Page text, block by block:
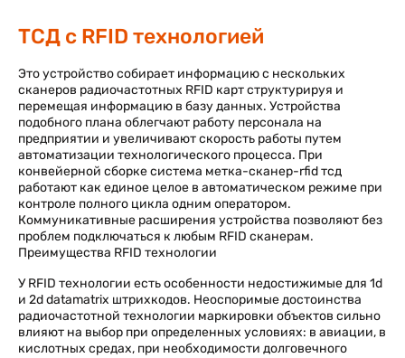
ТСД с RFID технологией
Это устройство собирает информацию с нескольких
сканеров радиочастотных RFID карт структурируя и
перемещая информацию в базу данных. Устройства
подобного плана облегчают работу персонала на
предприятии и увеличивают скорость работы путем
автоматизации технологического процесса. При
конвейерной сборке система метка-сканер-rfid тсд
работают как единое целое в автоматическом режиме при
контроле полного цикла одним оператором.
Коммуникативные расширения устройства позволяют без
проблем подключаться к любым RFID сканерам.
Преимущества RFID технологии
У RFID технологии есть особенности недостижимые для 1d
и 2d datamatrix штрихкодов. Неоспоримые достоинства
радиочастотной технологии маркировки объектов сильно
влияют на выбор при определенных условиях: в авиации, в
кислотных средах, при необходимости долговечного